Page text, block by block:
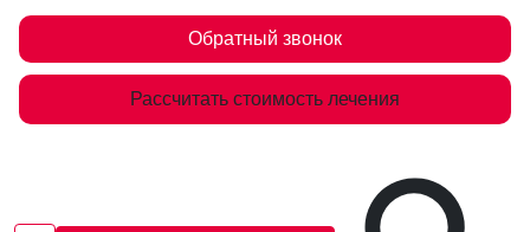
Обратный звонок
Рассчитать стоимость лечения